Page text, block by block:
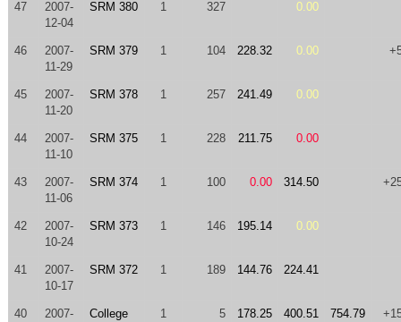
47
2007-
12-04
SRM 380 1 327 0.00
46
2007-
11-29
SRM 379 1 104 228.32 0.00
45
2007-
11-20
SRM 378 1 257 241.49 0.00
44
2007-
11-10
SRM 375 1 228 211.75 0.00
43
2007-
11-06
SRM 374 1 100 0.00 314.50
42
2007-
10-24
SRM 373 1 146 195.14 0.00
41
2007-
10-17
SRM 372 1 189 144.76 224.41
40
2007-
College
1 5 178.25 400.51 754.79